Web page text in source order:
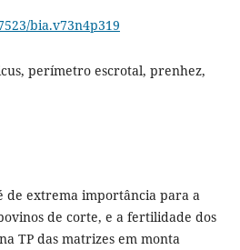
bia.v73n4p319
perímetro escrotal, prenhez,
de extrema importância para a
de corte, e a fertilidade dos
TP das matrizes em monta